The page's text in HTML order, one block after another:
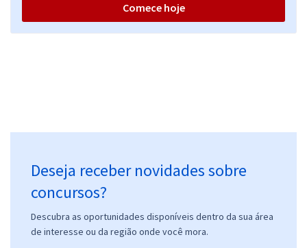
Comece hoje
Deseja receber novidades sobre
concursos?
Descubra as oportunidades disponíveis dentro da sua área
de interesse ou da região onde você mora.